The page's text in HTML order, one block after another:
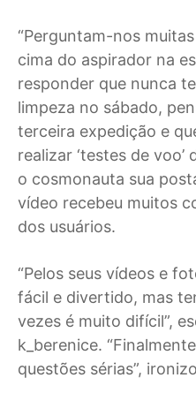
“Perguntam-nos
cima do aspirador na
responder que nunca
limpeza no sábado,
terceira expedição e
realizar ‘testes de
o cosmonauta sua
vídeo recebeu muitos
dos usuários.
“Pelos seus vídeos e
fácil e divertido, mas
vezes é muito difícil”,
k_berenice.
questões sérias”,